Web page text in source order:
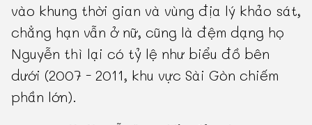
vào khung thời gian và vùng địa lý khảo sát,
chẳng hạn vẫn ở nữ, cũng là đệm dạng họ
Nguyễn thì lại có tỷ lệ như biểu đồ bên
dưới (2007 - 2011, khu vực Sài Gòn chiếm
phần lớn).